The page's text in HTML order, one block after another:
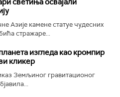
Азије камене статуе чудесних
стражаре...
изгледа као кромпир
кликер
Земљиног гравитационог